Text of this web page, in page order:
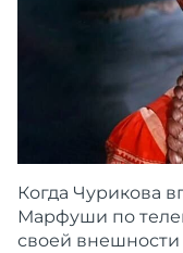
Когда Чурикова
Марфуши по
своей внешности